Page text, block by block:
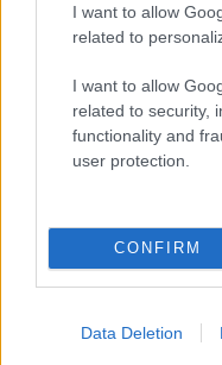
I want to allow
related to
I want to allow
related to security,
functionality and
user protection.
CONFIRM
Data Deletion
NÉPSZERŰ